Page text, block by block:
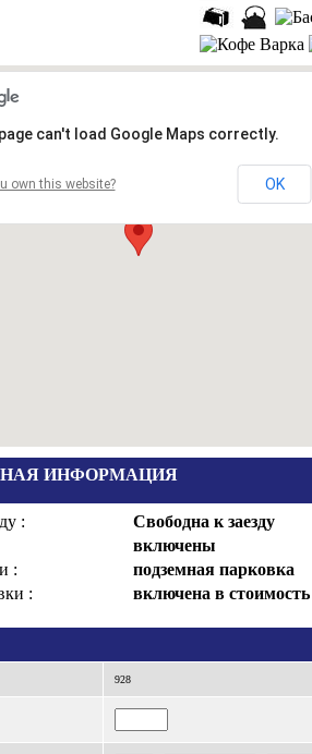
can't load Google Maps correctly.
own this website? OK
ИНФОРМАЦИЯ
:
Свободна к заезду
включены
:
подземная парковка
:
включена в стоимость
928